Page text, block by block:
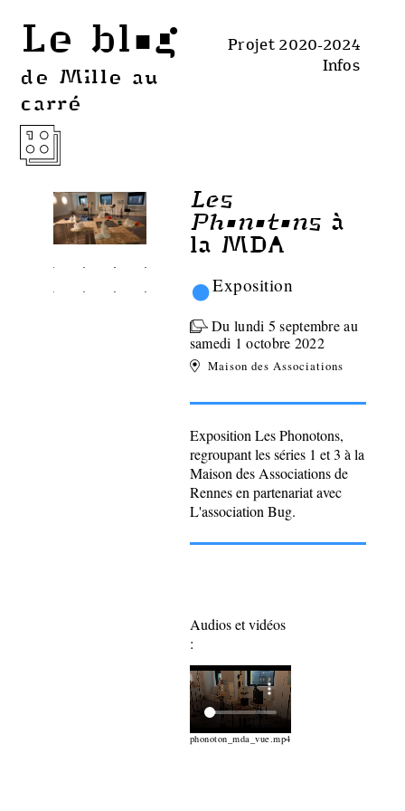
Le blog
de Mille au
carré
Projet 2020-2024
Infos
Les
Phonotons à
la MDA
• Exposition
Du lundi 5 septembre au
samedi 1 octobre 2022
Maison des Associations
Exposition Les Phonotons,
regroupant les séries 1 et 3 à la
Maison des Associations de
Rennes en partenariat avec
L'association Bug.
Audios et vidéos
:
phonoton_mda_vue.mp4